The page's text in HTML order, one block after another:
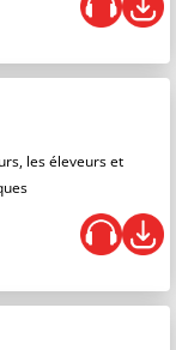
les éleveurs et